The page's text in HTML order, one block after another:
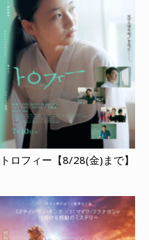
トロフィー【8/28(金)まで】